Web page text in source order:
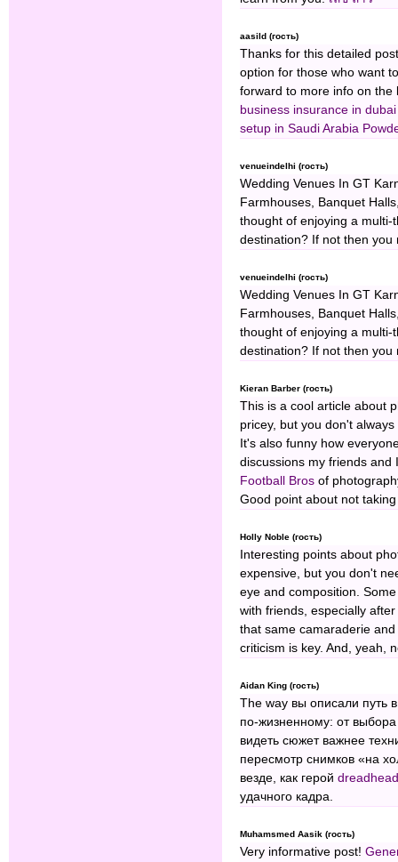
aasild (гость)
Thanks for this detailed
option for those who want
forward to more info on
business insurance in dubai
setup in Saudi Arabia
venueindelhi (гость)
Wedding Venues In GT
Farmhouses, Banquet
thought of enjoying a multi-
destination? If not then
venueindelhi (гость)
Wedding Venues In GT
Farmhouses, Banquet
thought of enjoying a multi-
destination? If not then
Kieran Barber (гость)
This is a cool article about
pricey, but you don't
It's also funny how
discussions my friends and
Football Bros of
Good point about not
Holly Noble (гость)
Interesting points about
expensive, but you don't
eye and composition.
with friends, especially
that same camaraderie
criticism is key. And, yeah,
Aidan King (гость)
The way вы описали путь
по‑жизненному: от
видеть сюжет важнее
пересмотр снимков «на
везде, как герой
удачного кадра.
Muhamsmed Aasik (гость)
Very informative post!